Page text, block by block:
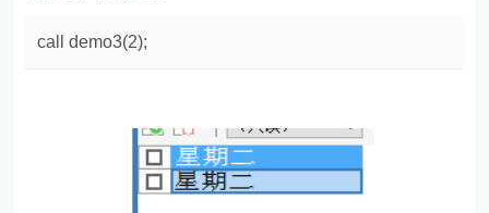
call demo3(2);